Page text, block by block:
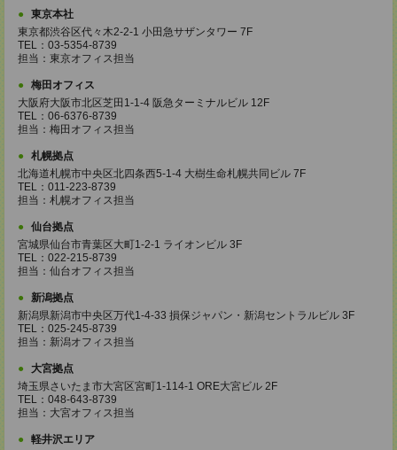
東京本社
東京都渋谷区代々木2-2-1 小田急サザンタワー 7F
TEL：03-5354-8739
担当：東京オフィス担当
梅田オフィス
大阪府大阪市北区芝田1-1-4 阪急ターミナルビル 12F
TEL：06-6376-8739
担当：梅田オフィス担当
札幌拠点
北海道札幌市中央区北四条西5-1-4 大樹生命札幌共同ビル 7F
TEL：011-223-8739
担当：札幌オフィス担当
仙台拠点
宮城県仙台市青葉区大町1-2-1 ライオンビル 3F
TEL：022-215-8739
担当：仙台オフィス担当
新潟拠点
新潟県新潟市中央区万代1-4-33 損保ジャパン・新潟セントラルビル 3F
TEL：025-245-8739
担当：新潟オフィス担当
大宮拠点
埼玉県さいたま市大宮区宮町1-114-1 ORE大宮ビル 2F
TEL：048-643-8739
担当：大宮オフィス担当
軽井沢エリア